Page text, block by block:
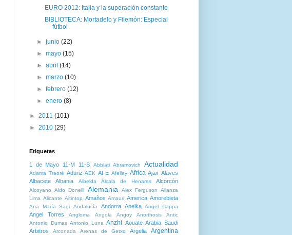
EURO 2012: Italia y la superación constante
BIBLIOTECA: Mortadelo y Filemón: Especial
fútbol
►junio(22)
►mayo(15)
►abril(14)
►marzo(10)
►febrero(12)
►enero(8)
► 2011 (101)
► 2010 (29)
Etiquetas
1 de Mayo 11-M 11-S Abbiati Abramovich Actualidad
Adama Traoré Aduriz AEK AFE Afellay Africa Ajax Alaves
Albacete
Albania Albelda Álcala de Henares Alcorcón
Alcoyano Aldo Donelli Alemania Alex Ferguson
Alianza
Lima Alicante Altintop Amaños Amauri America Amorebieta
Ana María Sagi Andalucía Andorra Anelka Angel Cappa
Angel Torres Angloma Angola Angoy Anorthosis
Antic
Antonio Dumas Antonio Luna Anzhi Aouate Arabia Saudi
Arbitros
Arconada Arenas de Getxo Argelia Argentina